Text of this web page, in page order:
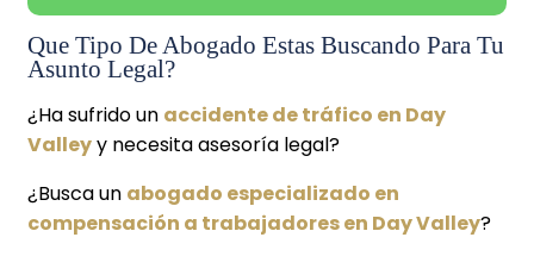
Que Tipo De Abogado Estas Buscando Para Tu
Asunto Legal?
¿Ha sufrido un accidente de tráfico en Day
Valleyy necesita asesoría legal?
¿Busca un abogado especializado en
compensación a trabajadores en Day Valley?